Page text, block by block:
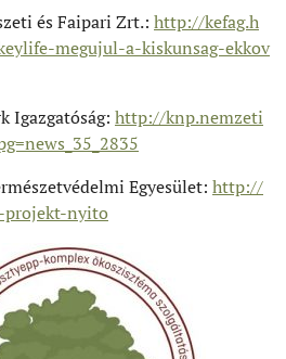
és Faipari Zrt.: http://kefag.h
megujul-a-kiskunsag-ekkov
Igazgatóság: http://knp.nemzeti
Egyesület: http://
projekt-nyito